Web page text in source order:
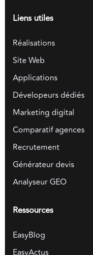
Liens utiles
Réalisations
Site Web
Applications
Dévelopeurs dédiés
Marketing digital
Comparatif agences
Recrutement
Générateur devis
Analyseur GEO
Ressources
EasyBlog
EasyActus